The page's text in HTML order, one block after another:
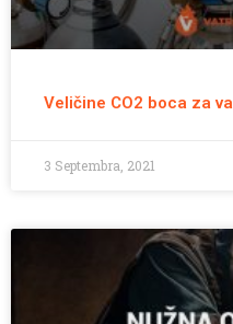
Veličine CO2 boca za
3 Septembra, 2021